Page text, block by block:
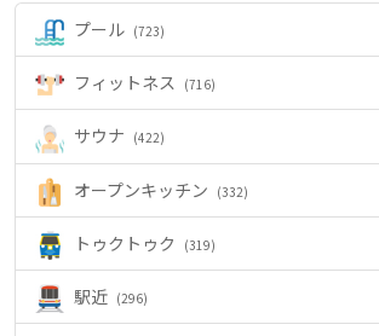
プール (723)
フィットネス (716)
サウナ (422)
オープンキッチン (332)
トゥクトゥク (319)
駅近 (296)